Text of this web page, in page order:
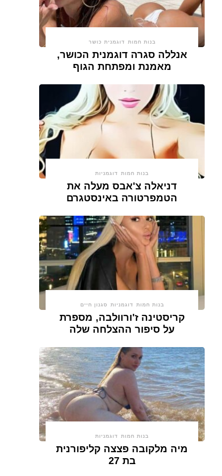
בנות חמות דוגמנית כושר
אנללה סגרה דוגמנית הכושר,
מאמנת ומפתחת הגוף
בנות חמות דוגמניות
דניאלה צ'אבס מעלה את
הטמפרטורה באינסטגרם
בנות חמות דוגמניות סגנון חיים
קריסטינה ז'ורוולבה, מספרת
על סיפור ההצלחה שלה
בנות חמות דוגמניות
מיה מלקובה פצצה קליפורנית
בת 27